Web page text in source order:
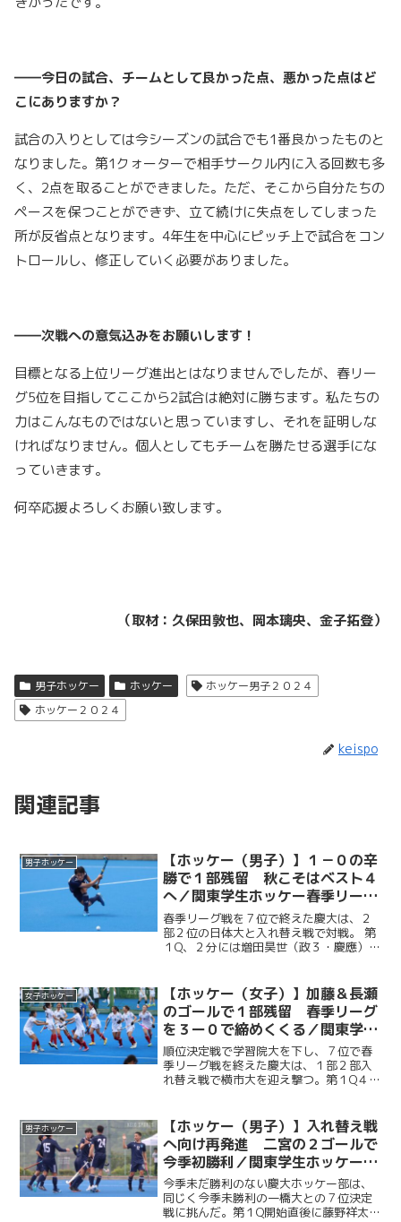
――今日の試合、チームとして良かった点、悪かった点はど
こにありますか？
試合の入りとしては今シーズンの試合でも1番良かったものと
なりました。第1クォーターで相手サークル内に入る回数も多
く、2点を取ることができました。ただ、そこから自分たちの
ペースを保つことができず、立て続けに失点をしてしまった
所が反省点となります。4年生を中心にピッチ上で試合をコン
トロールし、修正していく必要がありました。
――次戦への意気込みをお願いします！
目標となる上位リーグ進出とはなりませんでしたが、春リー
グ5位を目指してここから2試合は絶対に勝ちます。私たちの
力はこんなものではないと思っていますし、それを証明しな
ければなりません。個人としてもチームを勝たせる選手にな
っていきます。
何卒応援よろしくお願い致します。
（取材： 久保田敦也、岡本璃央、 金子拓登）
男子ホッケー ホッケー
ホッケー男子２０２４
ホッケー２０２４
keispo
関連記事
男子ホッケー
【ホッケー（男子）】１－０の辛
勝で１部残留 秋こそはベスト４
へ／関東学生ホッケー春季リーグ
１部２部入れ替え戦 VS日本体育
大
春季リーグ戦を７位で終えた慶大は、２
部２位の日体大と入れ替え戦で対戦。 第
１Q、２分には増田昊世（政３・慶應）
ルには繋がらず。しかし、第２Q２分には
二宮怜（法３・慶應）が...
女子ホッケー
【ホッケー（女子）】加藤＆長瀬
のゴールで１部残留 春季リーグ
を３ー０で締めくくる／関東学生
ホッケー春季リーグ１部２部入れ
替え戦 VS横浜市立大
順位決定戦で学習院大を下し、７位で春
季リーグ戦を終えた慶大は、１部２部入
れ替え戦で横市大を迎え撃つ。第１Q４
長瀬莉奈（法４・共立女子）がPCから追
加点を奪う。さらに...
男子ホッケー
【ホッケー（男子）】入れ替え戦
へ向け再発進 二宮の２ゴールで
今季初勝利／関東学生ホッケー春
季リーグ７位決定戦 VS一橋大
今季未だ勝利のない慶大ホッケー部は、
同じく今季未勝利の一橋大との７位決定
戦に挑んだ。第１Q開始直後に藤野祥太郎